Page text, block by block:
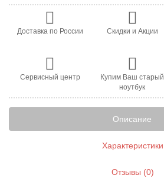
Доставка по России Скидки и Акции
Сервисный центр
Купим Ваш старый
ноутбук
Описание
Характеристики
Отзывы (0)